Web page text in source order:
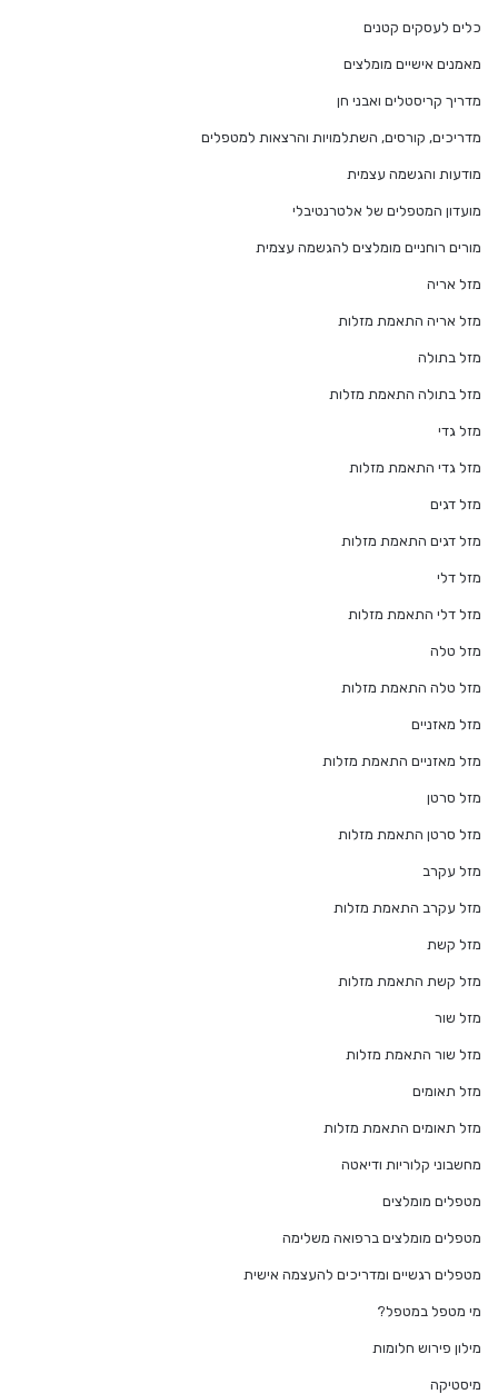
כלים לעסקים קטנים
מאמנים אישיים מומלצים
מדריך קריסטלים ואבני חן
מדריכים, קורסים, השתלמויות והרצאות למטפלים
מודעות והגשמה עצמית
מועדון המטפלים של אלטרנטיבלי
מורים רוחניים מומלצים להגשמה עצמית
מזל אריה
מזל אריה התאמת מזלות
מזל בתולה
מזל בתולה התאמת מזלות
מזל גדי
מזל גדי התאמת מזלות
מזל דגים
מזל דגים התאמת מזלות
מזל דלי
מזל דלי התאמת מזלות
מזל טלה
מזל טלה התאמת מזלות
מזל מאזניים
מזל מאזניים התאמת מזלות
מזל סרטן
מזל סרטן התאמת מזלות
מזל עקרב
מזל עקרב התאמת מזלות
מזל קשת
מזל קשת התאמת מזלות
מזל שור
מזל שור התאמת מזלות
מזל תאומים
מזל תאומים התאמת מזלות
מחשבוני קלוריות ודיאטה
מטפלים מומלצים
מטפלים מומלצים ברפואה משלימה
מטפלים רגשיים ומדריכים להעצמה אישית
מי מטפל במטפל?
מילון פירוש חלומות
מיסטיקה